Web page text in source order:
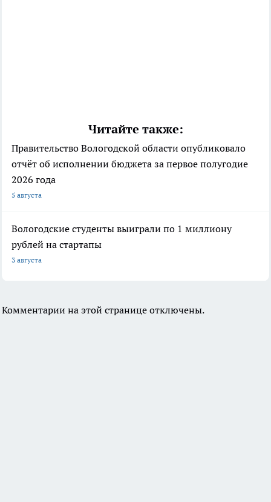
Читайте также:
Правительство Вологодской области опубликовало
отчёт об исполнении бюджета за первое полугодие
2026 года
5 августа
Вологодские студенты выиграли по 1 миллиону
рублей на стартапы
3 августа
Комментарии на этой странице отключены.